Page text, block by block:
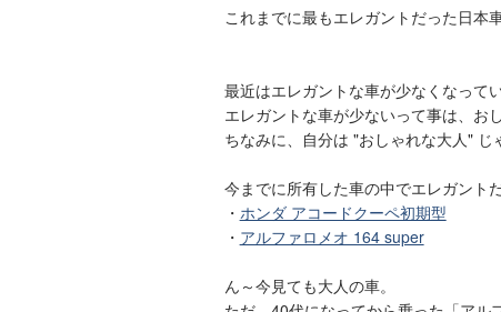
これまでに最もエレガントだった日本
最近はエレガントな車が少なくなってい
エレガントな車が少ないって事は、お
ちなみに、自分は "おしゃれな大人" じ
今までに所有した車の中でエレガント
・ ホンダ アコードクーペ初期型
・ アルファロメオ 164 super
ん～今見ても大人の車。